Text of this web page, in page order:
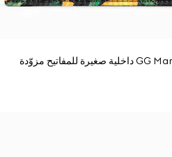
حقيبة GG Marmont داخلية صغيرة للمفاتيح مزوّدة